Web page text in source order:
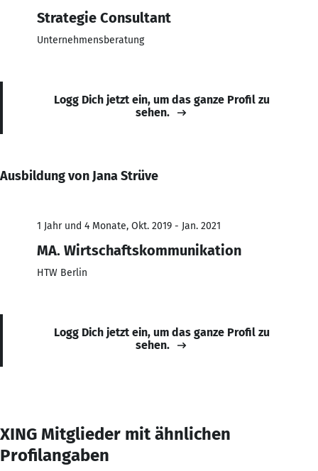
Strategie Consultant
Unternehmensberatung
Logg Dich jetzt ein, um das ganze Profil zu
sehen.
Ausbildung von Jana Strüve
1 Jahr und 4 Monate, Okt. 2019 - Jan. 2021
MA. Wirtschaftskommunikation
HTW Berlin
Logg Dich jetzt ein, um das ganze Profil zu
sehen.
XING Mitglieder mit ähnlichen
Profilangaben